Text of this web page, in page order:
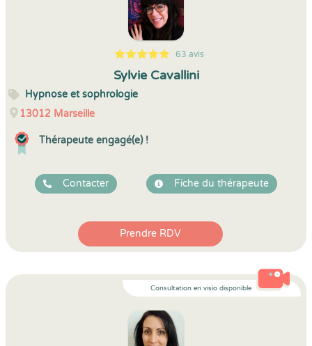
5
1
5
63 63 avis
Sylvie Cavallini
Hypnose et sophrologie
13012 Marseille
Thérapeute engagé(e) !
Contacter Fiche du thérapeute
Prendre RDV
Consultation en visio disponible